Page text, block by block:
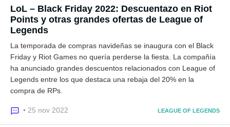
LoL – Black Friday 2022: Descuentazo en Riot
Points y otras grandes ofertas de League of
Legends
La temporada de compras navideñas se inaugura con el Black
Friday y Riot Games no quería perderse la fiesta. La compañía
ha anunciado grandes descuentos relacionados con League of
Legends entre los que destaca una rebaja del 20% en la
compra de RPs.
• 25 nov 2022 LEAGUE OF LEGENDS